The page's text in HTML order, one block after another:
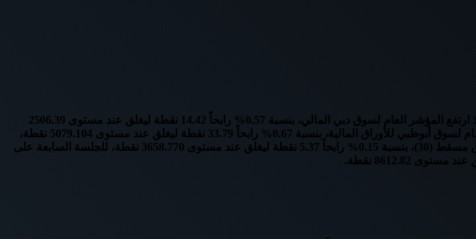
تباينت بورصات الخليج، بختام تعاملات جلسة اليوم الأحد، بداية جلسات الأسبوع، أولى جلسات عام 2021، إذ ارتفع المؤشر العام لسوق دبي المالي، بنسبة 0.57% رابحاً 14.42 نقطة ليغلق عند مستوى 2506.39
نقطة، وربح رأس المال السوقي 1.7 مليار درهم، ليغلق عند مستوى 341.71 مليار درهم، وصعد المؤشر العام لسوق أبوظبي للأوراق المالية، بنسبة 0.67% رابحاً 33.79 نقطة ليغلق عند مستوى 5079.104 نقطة،
وخسر رأس المال السوقي نحو 110 ملايين درهم ليغلق عند مستوى 728.119 مليار درهم، وزاد مؤشر سوق مسقط (30)، بنسبة 0.15% رابحاً 5.37 نقطة ليغلق عند مستوى 3658.770 نقطة، للجلسة السابعة على